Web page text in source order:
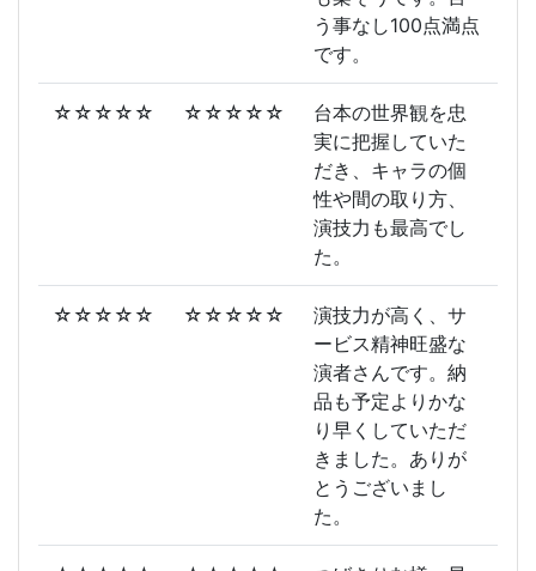
う事なし100点満点
です。
☆☆☆☆☆ ☆☆☆☆☆
台本の世界観を忠
実に把握していた
だき、キャラの個
性や間の取り方、
演技力も最高でし
た。
☆☆☆☆☆ ☆☆☆☆☆
演技力が高く、サ
ービス精神旺盛な
演者さんです。納
品も予定よりかな
り早くしていただ
きました。ありが
とうございまし
た。